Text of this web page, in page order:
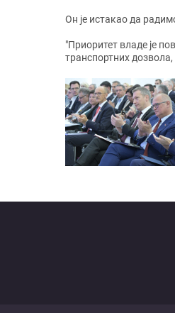
Он је истакао да
"Приоритет владе је
транспортних